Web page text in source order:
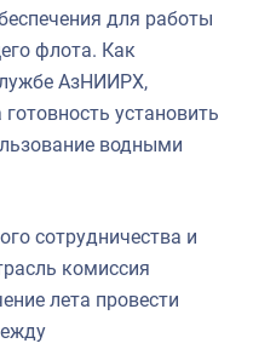
для работы
флота. Как
АзНИИРХ,
установить
водными
сотрудничества и
комиссия
лета провести